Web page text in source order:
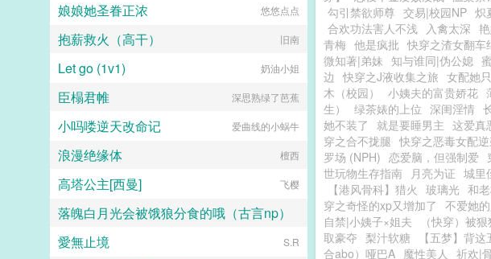
勾引禁欲师尊 交易|校园NP 炽
合欢功法害人不浅 入禽太深
青梅 他是疯批 快穿之渣女翻车
微知著|弟妹 知与谁同|伪公媳
边 快穿之J液收集之旅 女配她
木（校园）
小姨夫的富贵娇花
生）
绿茶婊的上位 深闺淫情
她不装了 就是要睡男主 这爱真
穿之合不拢腿 快穿之恶毒女配
罗场 (NPH) 恋爱脑，但强制爱
世玩物生存指南
月亮为证 城里
【港风骨科】猎火 玻璃光 和
穿之奇怪的xp又增加了 不爱她
自禁|小姨子×姐夫
（快穿）被
取豪夺 梨汁软糖 【五梦】背
合abo）哑巴A 魔性美人 祈欢|
娘娘她圣眷正浓
悠悠点点
抱薪救火（高干） 旧南
Let go (1v1) 奶油小姐
臣榻君帷 深思熟绿了芭蕉
小吗喽逆天改命记 爱曲线的小蜗牛
浪漫绝缘体 檀西
高塔公主[西曼] 飞樱
落魄白月光会被饿狼分食的哦（古言np）
琦囡
愛無止境 S.R